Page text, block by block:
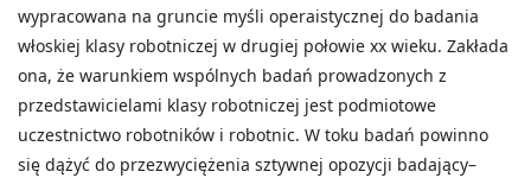
wypracowana na gruncie myśli operaistycznej do badania
włoskiej klasy robotniczej w drugiej połowie xx wieku. Zakłada
ona, że warunkiem wspólnych badań prowadzonych z
przedstawicielami klasy robotniczej jest podmiotowe
uczestnictwo robotników i robotnic. W toku badań powinno
się dążyć do przezwyciężenia sztywnej opozycji badający–